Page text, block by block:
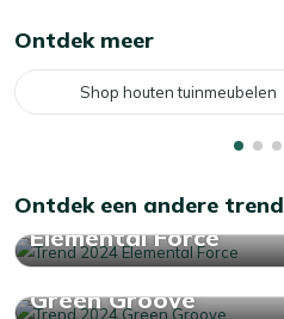
Ontdek meer
Shop houten tuinmeubelen
Ontdek een andere trend
Elemental Force
Green Groove